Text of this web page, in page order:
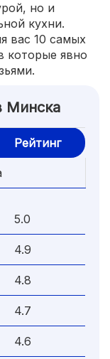
но и
кухни.
вас 10 самых
которые явно
Минска
Рейтинг
5.0
4.9
4.8
4.7
4.6